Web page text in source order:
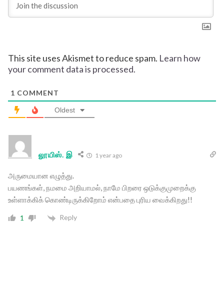
This site uses Akismet to reduce spam. Learn how
your comment data is processed.
1 COMMENT
Oldest
லூயிஸ். இ 1 year ago
அருமையான எழுத்து.
பயணங்கள், நமமை அறியாமல், நாமே பிறரை ஒடுக்குமுறைக்கு
உள்ளாக்கிக் கொண்டிருக்கிறோம் என்பதை புரிய வைக்கிறது!!
1 Reply